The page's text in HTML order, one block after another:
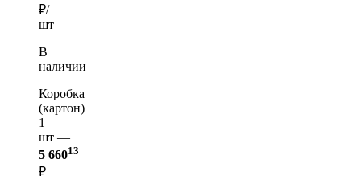
₽/
шт
В
наличии
Коробка
(картон)
1
шт —
5 66013
₽